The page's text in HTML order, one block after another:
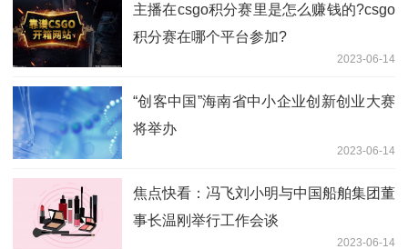
主播在csgo积分赛里是怎么赚钱的?csgo
积分赛在哪个平台参加?
2023-06-14
“创客中国”海南省中小企业创新创业大赛
将举办
2023-06-14
焦点快看：冯飞刘小明与中国船舶集团董
事长温刚举行工作会谈
2023-06-14